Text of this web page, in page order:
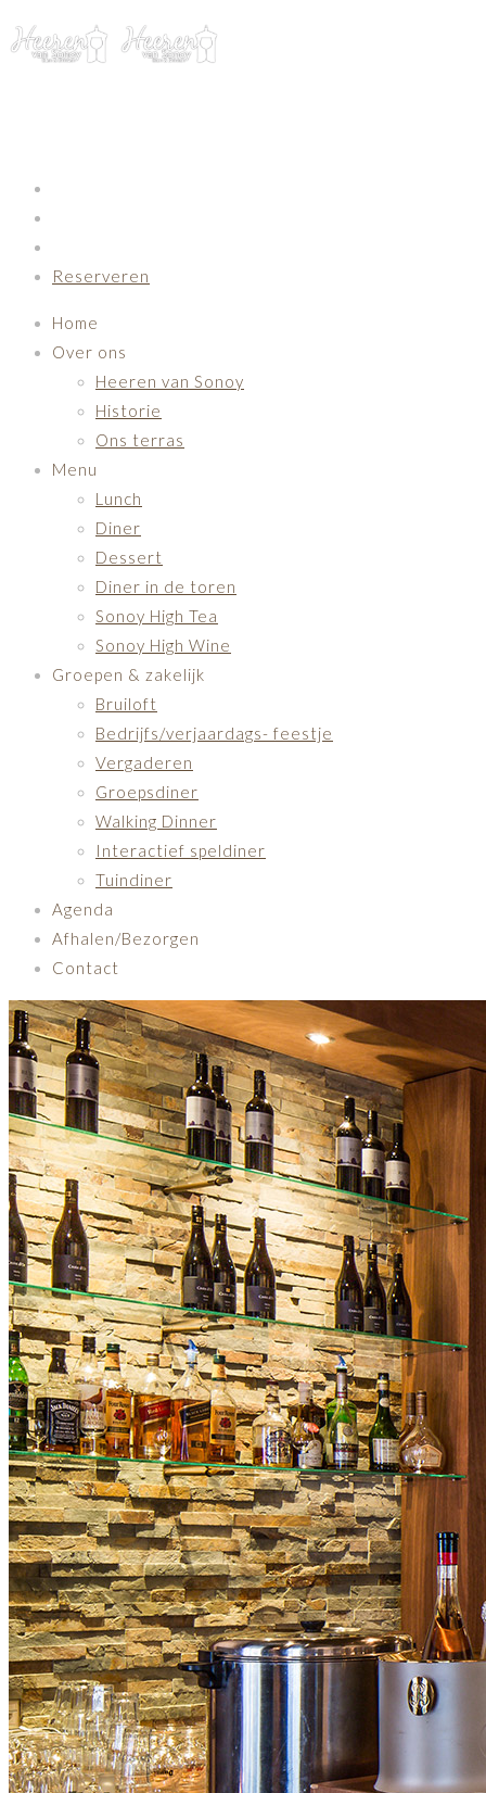
Reserveren
Home
Over ons
Heeren van Sonoy
Historie
Ons terras
Menu
Lunch
Diner
Dessert
Diner in de toren
Sonoy High Tea
Sonoy High Wine
Groepen & zakelijk
Bruiloft
Bedrijfs/verjaardags- feestje
Vergaderen
Groepsdiner
Walking Dinner
Interactief speldiner
Tuindiner
Agenda
Afhalen/Bezorgen
Contact